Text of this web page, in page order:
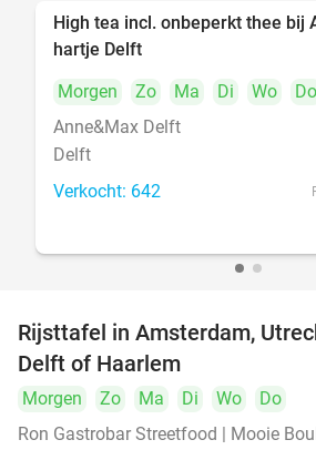
High tea incl. onbeperkt thee bij
hartje Delft
Morgen
Zo Ma Di Wo
Do
Anne&Max Delft
Delft
Verkocht: 642
Rijsttafel in Amsterdam,
Delft of Haarlem
Morgen Zo Ma Di Wo
Do
Ron Gastrobar Streetfood | Mooie